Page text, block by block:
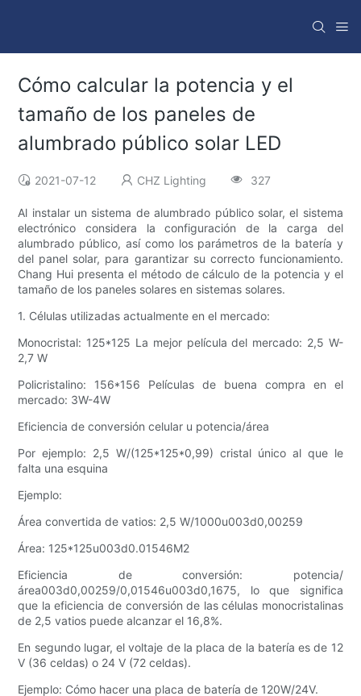
Cómo calcular la potencia y el
tamaño de los paneles de
alumbrado público solar LED
2021-07-12 CHZ Lighting 327
Al instalar un sistema de alumbrado público solar, el sistema
electrónico considera la configuración de la carga del
alumbrado público, así como los parámetros de la batería y
del panel solar, para garantizar su correcto funcionamiento.
Chang Hui presenta el método de cálculo de la potencia y el
tamaño de los paneles solares en sistemas solares.
1. Células utilizadas actualmente en el mercado:
Monocristal: 125*125 La mejor película del mercado: 2,5 W-
2,7 W
Policristalino: 156*156 Películas de buena compra en el
mercado: 3W-4W
Eficiencia de conversión celular u potencia/área
Por ejemplo: 2,5 W/(125*125*0,99) cristal único al que le
falta una esquina
Ejemplo:
Área convertida de vatios: 2,5 W/1000u003d0,00259
Área: 125*125u003d0.01546M2
Eficiencia de conversión: potencia/
área003d0,00259/0,01546u003d0,1675, lo que significa
que la eficiencia de conversión de las células monocristalinas
de 2,5 vatios puede alcanzar el 16,8%.
En segundo lugar, el voltaje de la placa de la batería es de 12
V (36 celdas) o 24 V (72 celdas).
Ejemplo: Cómo hacer una placa de batería de 120W/24V.